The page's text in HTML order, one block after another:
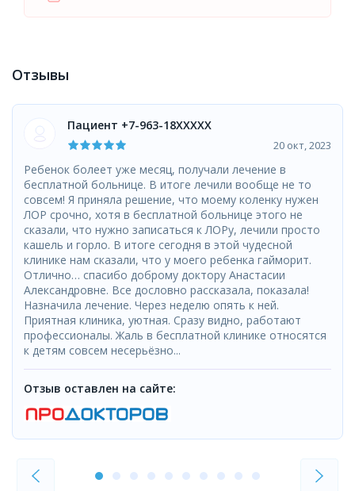
Отзывы
Пациент +7-963-18XXXXX
20 окт, 2023
Ребенок болеет уже месяц, получали лечение в
бесплатной больнице. В итоге лечили вообще не то
совсем! Я приняла решение, что моему коленку нужен
ЛОР срочно, хотя в бесплатной больнице этого не
сказали, что нужно записаться к ЛОРу, лечили просто
кашель и горло. В итоге сегодня в этой чудесной
клинике нам сказали, что у моего ребенка гайморит.
Отлично… спасибо доброму доктору Анастасии
Александровне. Все дословно рассказала, показала!
Назначила лечение. Через неделю опять к ней.
Приятная клиника, уютная. Сразу видно, работают
профессионалы. Жаль в бесплатной клинике относятся
к детям совсем несерьёзно...
Отзыв оставлен на сайте: